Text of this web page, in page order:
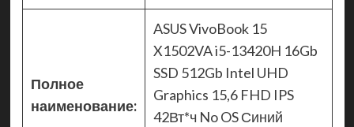
Полное
наименование:
ASUS VivoBook 15
X1502VA i5-13420H 16Gb
SSD 512Gb Intel UHD
Graphics 15,6 FHD IPS
42Вт*ч No OS Синий